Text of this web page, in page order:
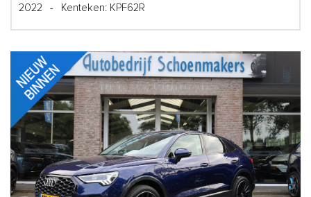
2022
- Kenteken: KPF62R